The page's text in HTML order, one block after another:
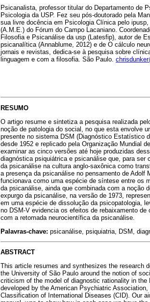
Psicanalista, professor titular do Departamento de
Psicologia da USP. Fez seu pós-doutorado pela
sua livre docência em Psicologia Clínica pelo
(A.M.E.) do Fórum do Campo Lacaniano.
Filosofia e Psicanálise da usp (Latesfip), autor de
psicanalítica (Annablume, 2012) e de O cálculo
jornais e revistas, dedica-se à pesquisa sobre
linguagem e com a filosofia. São Paulo.
RESUMO
O artigo resume e sintetiza a pesquisa realizada
noção de patologia do social, no que esta envolve
presente no sistema DSM (Diagnóstico Estatístico
desde 1952 e replicado pela Organização Mundial
examinar as cinco versões até hoje produzidas
diagnóstica psiquiátrica e psicanálise que, para
da psicanálise na cultura anglo-saxônica como
a presença da psicanálise no pensamento de
funcionava como uma espécie de síntese entre os
da psicanálise, ainda que combinada com a noção
expurgo da psicanálise, na versão de 1973,
em uma espécie de dissolução da psicopatologia,
no DSM-V evidencia os efeitos de rebaixamento
com a retomada neurocientífica da psicanálise.
Palavras-chave: psicanálise, psiquiatria, DSM,
ABSTRACT
This article resumes and synthesizes the research
the University of São Paulo around the notion of
criticism of the model of diagnostic rationality in
developed by the American Psychiatric
Classification of International Diseases (CID). Our